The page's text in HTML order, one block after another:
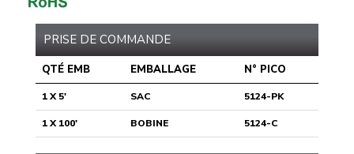
PRISE DE COMMANDE
QTÉ EMB EMBALLAGE N° PICO
1 X 5' SAC 5124-PK
1 X 100' BOBINE 5124-C